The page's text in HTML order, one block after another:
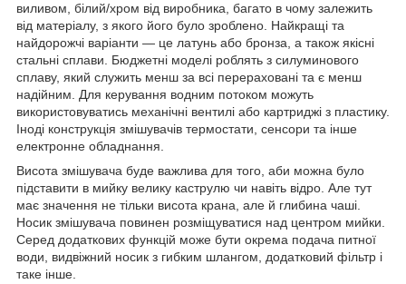
виливом, білий/хром від виробника, багато в чому залежить
від матеріалу, з якого його було зроблено. Найкращі та
найдорожчі варіанти — це латунь або бронза, а також якісні
стальні сплави. Бюджетні моделі роблять з силуминового
сплаву, який служить менш за всі перераховані та є менш
надійним. Для керування водним потоком можуть
використовуватись механічні вентилі або картриджі з пластику.
Іноді конструкція змішувачів термостати, сенсори та інше
електронне обладнання.
Висота змішувача буде важлива для того, аби можна було
підставити в мийку велику каструлю чи навіть відро. Але тут
має значення не тільки висота крана, але й глибина чаші.
Носик змішувача повинен розміщуватися над центром мийки.
Серед додаткових функцій може бути окрема подача питної
води, видвіжний носик з гибким шлангом, додатковий фільтр і
таке інше.